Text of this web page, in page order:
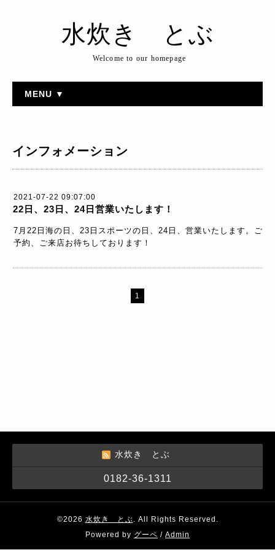
水炊き とぶ
Welcome to our homepage
MENU ▼
インフォメーション
2021-07-22 09:07:00
22日、23日、24日営業いたします！
7月22日海の日、23日スポーツの日、24日、営業いたします。ご
予約、ご来店お待ちしております！
1
水炊き とぶ
0182-36-1311
©2026 水炊き とぶ. All Rights Reserved.
Powered by グーペ / Admin